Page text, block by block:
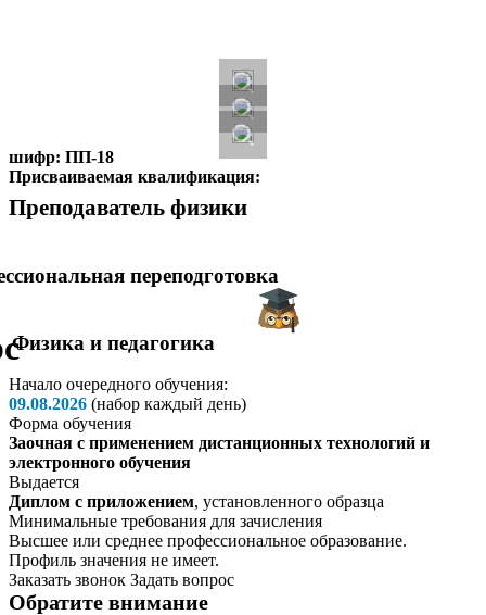
шифр: ПП-18
Присваиваемая квалификация:
Преподаватель физики
переподготовка
Физика и педагогика
Начало очередного обучения:
09.08.2026 (набор каждый день)
Форма обучения
Заочная с применением дистанционных технологий и
электронного обучения
Выдается
Диплом с приложением, установленного образца
Минимальные требования для зачисления
Высшее или среднее профессиональное образование.
Профиль значения не имеет.
Заказать звонок Задать вопрос
Обратите внимание